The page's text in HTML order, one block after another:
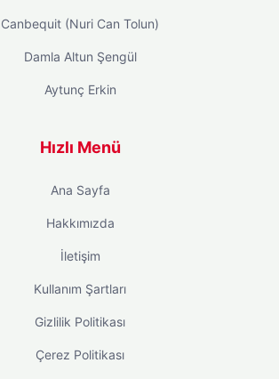
Canbequit (Nuri Can Tolun)
Damla Altun Şengül
Aytunç Erkin
Hızlı Menü
Ana Sayfa
Hakkımızda
İletişim
Kullanım Şartları
Gizlilik Politikası
Çerez Politikası